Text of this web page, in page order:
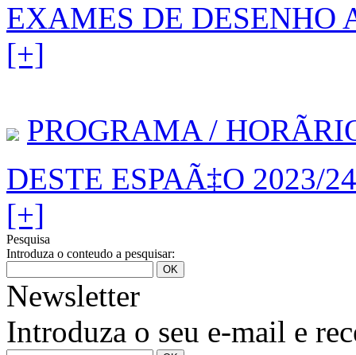
EXAMES DE DESENHO
[+]
PROGRAMA /
DESTE ESPAÃ‡O 2023/24
[+]
Pesquisa
Introduza o conteudo a pesquisar:
Newsletter
Introduza o seu e-mail e